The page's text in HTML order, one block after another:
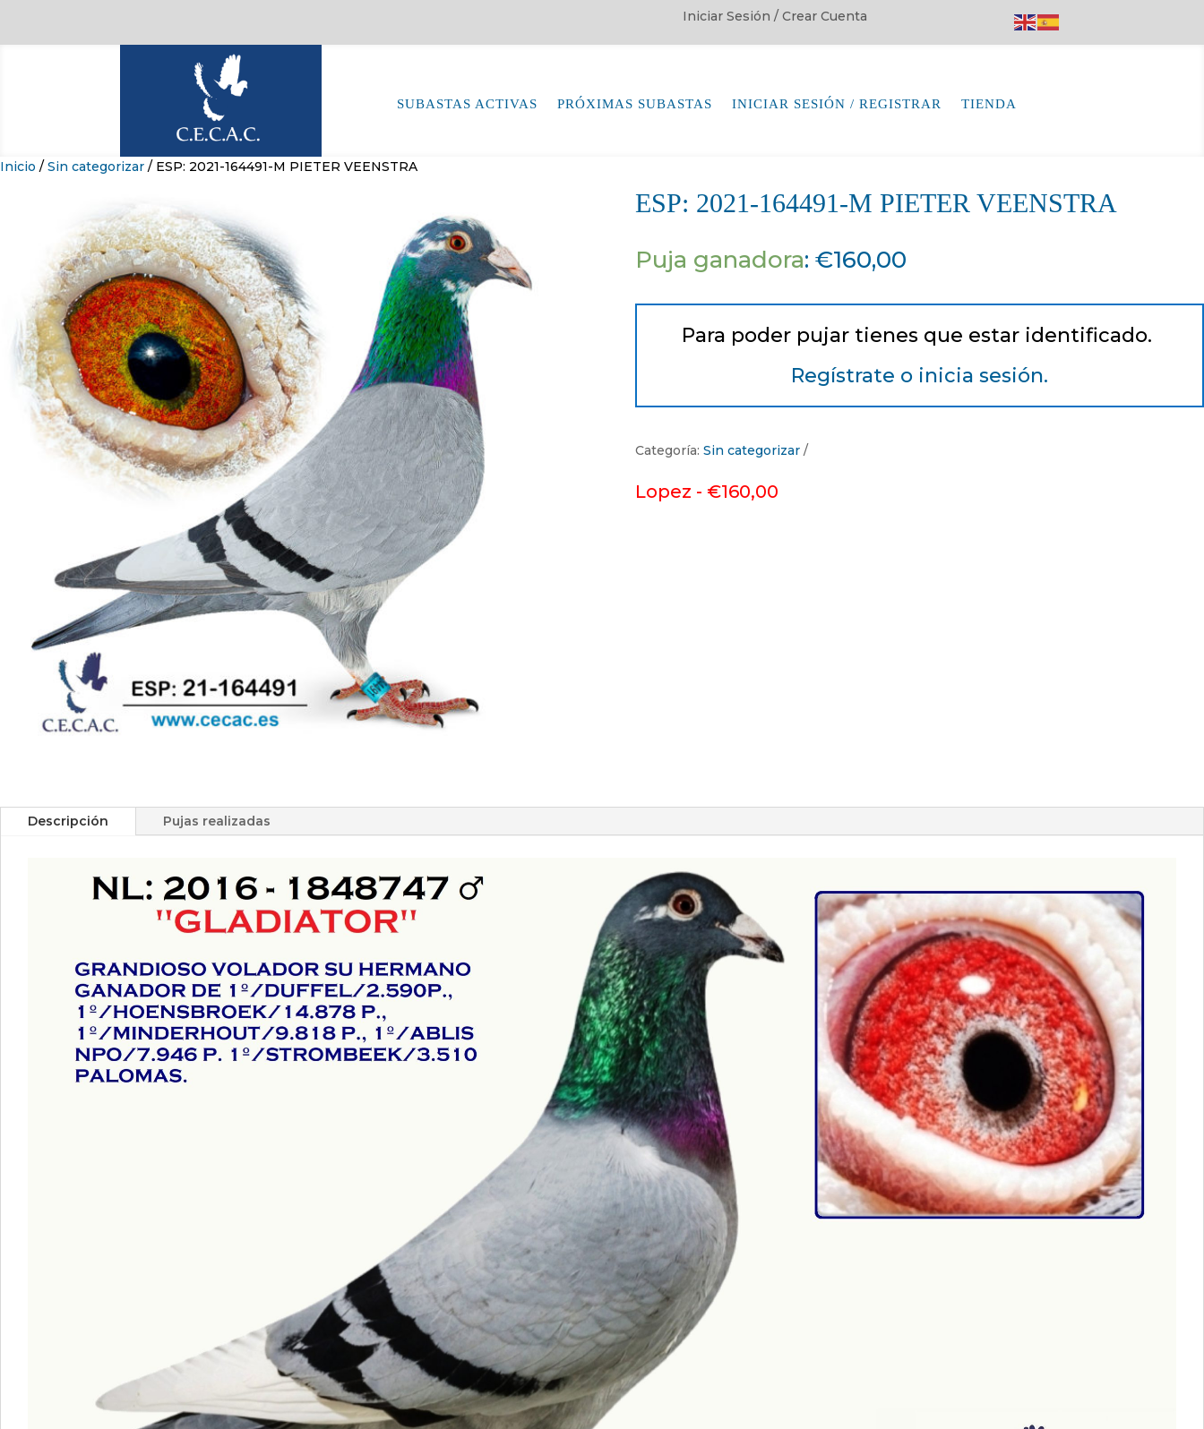
Iniciar Sesión / Crear Cuenta
SUBASTAS ACTIVAS PRÓXIMAS SUBASTAS INICIAR SESIÓN / REGISTRAR TIENDA
Inicio / Sin categorizar / ESP: 2021-164491-M PIETER VEENSTRA
ESP: 2021-164491-M PIETER VEENSTRA
Puja ganadora: €160,00
Para poder pujar tienes que estar identificado.
Regístrate o inicia sesión.
Categoría: Sin categorizar
Lopez - €160,00
Descripción Pujas realizadas